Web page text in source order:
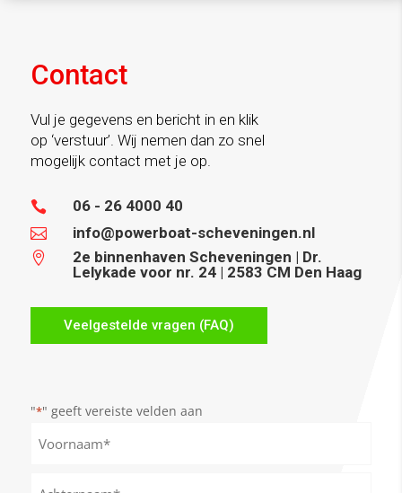
Contact
Vul je gegevens en bericht in en klik
op ‘verstuur’. Wij nemen dan zo snel
mogelijk contact met je op.
 06 - 26 4000 40
 info@powerboat-scheveningen.nl

2e binnenhaven Scheveningen | Dr.
Lelykade voor nr. 24 | 2583 CM Den Haag
Veelgestelde vragen (FAQ)
"*" geeft vereiste velden aan